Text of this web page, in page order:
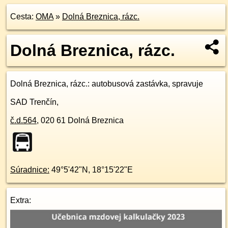
Cesta: OMA» Dolná Breznica, rázc.
Dolná Breznica, rázc.
Dolná Breznica, rázc.: autobusová zastávka, spravuje
SAD Trenčín,
č.d.564, 020 61 Dolná Breznica
Súradnice: 49°5'42"N , 18°15'22"E
Extra: